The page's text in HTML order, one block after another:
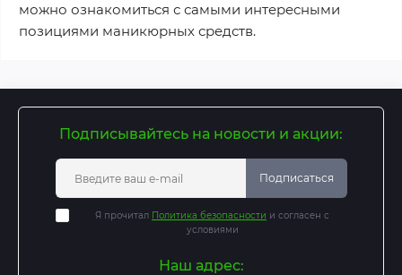
можно ознакомиться с самыми интересными
позициями маникюрных средств.
Подписывайтесь на новости и акции:
Подписаться
Я прочитал Политика безопасности и согласен с
условиями
Наш адрес: